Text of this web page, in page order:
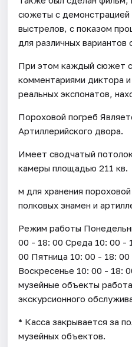
сюжеты с демонстрацией
выстрелов, с показом
для различных вариантов
При этом каждый сюжет
комментариями диктора
реальных экспонатов,
Пороховой погреб
Артиллерийского двора.
Имеет сводчатый
камеры площадью 211 кв.
м для хранения
полковых знамен и
Режим работы
00 - 18: 00 Среда 10: 00 -
00 Пятница 10: 00 - 18:
Воскресенье 10: 00 - 18:
музейные объекты
экскурсионного
* Касса закрывается за
музейных объектов.